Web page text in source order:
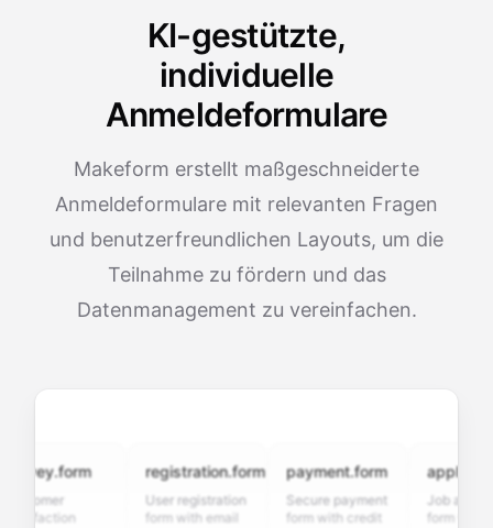
KI-gestützte,
individuelle
Anmeldeformulare
Makeform erstellt maßgeschneiderte
Anmeldeformulare mit relevanten Fragen
und benutzerfreundlichen Layouts, um die
Teilnahme zu fördern und das
Datenmanagement zu vereinfachen.
registration.form
User registration
form with email
payment.form
Secure payment
form with credit
Job application
form with